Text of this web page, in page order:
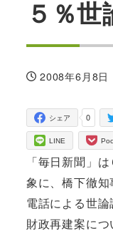
５％世
投稿日
2008年6月8日
0
シェア
LINE
「毎日新聞」
象に、橋下徹知
電話による世
財政再建案に